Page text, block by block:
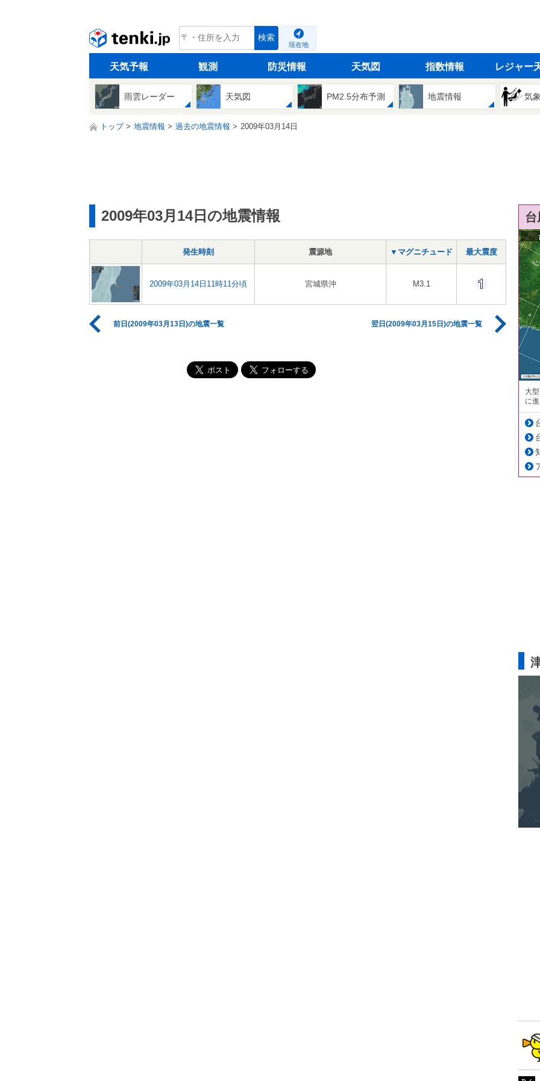
tenki.jp 検索
現在地
天気予報 観測 防災情報 天気図 指数情報 レジャー
雨雲レーダー 天気図 PM2.5分布予測 地震情報 気
トップ 地震情報 過去の地震情報 2009年03月14日
2009年03月14日の地震情報
発生時刻 震源地 ▼マグニチュード 最大震度
2009年03月14日11時11分頃 宮城県沖 M3.1
前日(2009年03月13日)の地震一覧 翌日(2009年03月15日)の地震一覧
大
に